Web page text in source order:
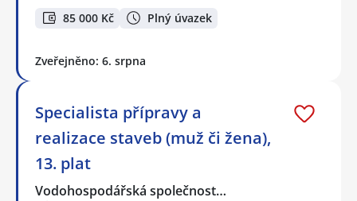
85 000 Kč Plný úvazek
Zveřejněno: 6. srpna
Specialista přípravy a
realizace staveb (muž či žena),
13. plat
Vodohospodářská společnost…